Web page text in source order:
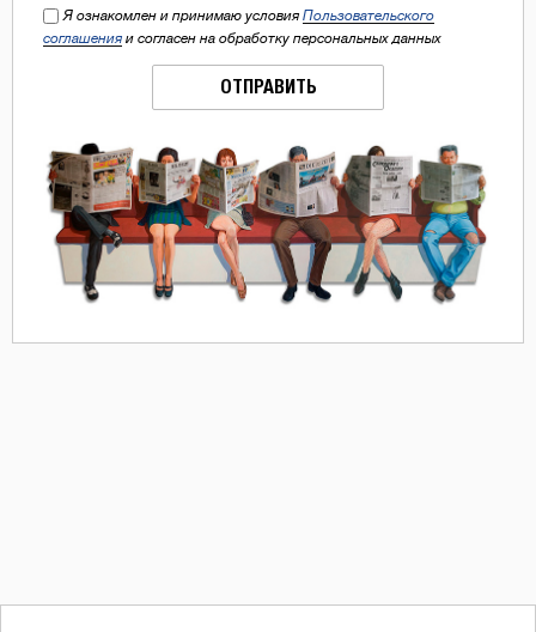
Я ознакомлен и принимаю условия Пользовательского
соглашения и согласен на обработку персональных данных
ОТПРАВИТЬ